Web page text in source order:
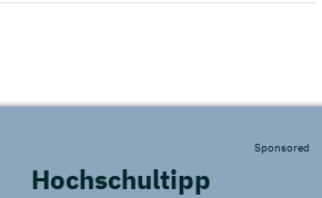
Hochschultipp
Sponsored